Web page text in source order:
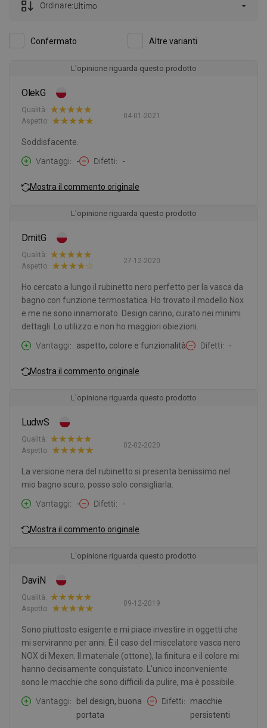
Confermato Altre varianti
Ordinare:Ultimo
L'opinione riguarda questo prodotto
OlekG
04-01-2021
Qualità:
Aspetto:
Soddisfacente.
Vantaggi
- Difetti -
Mostra il commento originale
L'opinione riguarda questo prodotto
DmitG
27-12-2020
Qualità:
Aspetto:
Ho cercato a lungo il rubinetto nero perfetto per la vasca da
bagno con funzione termostatica. Ho trovato il modello Nox
e me ne sono innamorato. Design carino, curato nei minimi
dettagli. Lo utilizzo e non ho maggiori obiezioni.
Vantaggi
aspetto, colore e funzionalità Difetti -
Mostra il commento originale
L'opinione riguarda questo prodotto
LudwS
02-02-2020
Qualità:
Aspetto:
La versione nera del rubinetto si presenta benissimo nel
mio bagno scuro, posso solo consigliarla.
Vantaggi
- Difetti -
Mostra il commento originale
L'opinione riguarda questo prodotto
DaviN
09-12-2019
Qualità:
Aspetto:
Sono piuttosto esigente e mi piace investire in oggetti che
mi serviranno per anni. È il caso del miscelatore vasca nero
NOX di Mexen. Il materiale (ottone), la finitura e il colore mi
hanno decisamente conquistato. L'unico inconveniente
sono le macchie che sono difficili da pulire, ma è possibile.
Vantaggi
bel design, buona
portata
Difetti
macchie
persistenti